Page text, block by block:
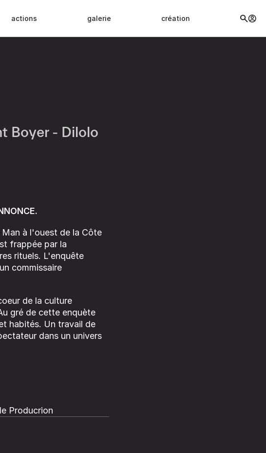
actions galerie création
Boyer - Dilolo
à l'ouest de la Côte
frappée par la
rituels. L'enquête
commissaire
de la culture
gré de cette enquète
habités. Un travail de
dans un univers
Producrion